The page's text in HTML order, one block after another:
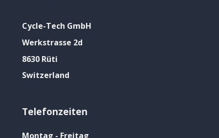
Cycle-Tech GmbH
Werkstrasse 2d
8630 Rüti
Switzerland
Telefonzeiten
Montag - Freitag